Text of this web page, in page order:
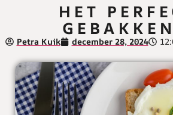
HET
Petra Kuik december 28, 2024